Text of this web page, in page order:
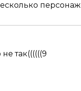
так((((((9